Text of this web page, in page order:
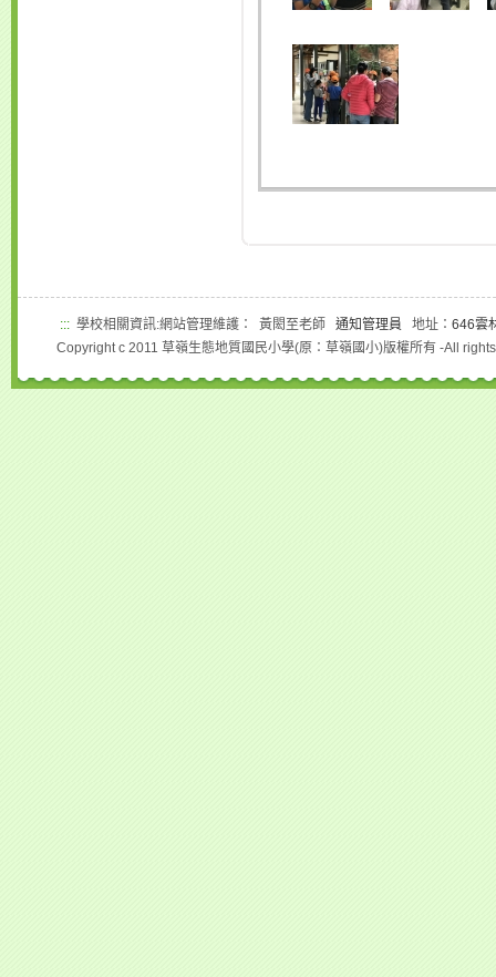
::: 學校相關資訊:網站管理維護： 黃閎至老師 通知管理員 地址： 646雲
Copyright c 2011 草嶺生態地質國民小學(原：草嶺國小)版權所有 -All